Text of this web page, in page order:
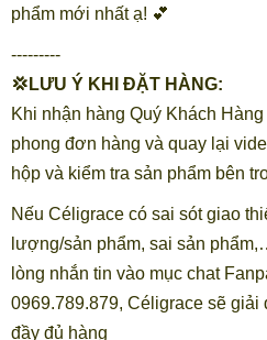
phẩm mới nhất ạ! 💕
---------
💢LƯU Ý KHI ĐẶT HÀNG:
Khi nhận hàng Quý Khách
phong đơn hàng và quay lại
hộp và kiểm tra sản phẩm bên
Nếu Céligrace có sai sót giao
lượng/sản phẩm, sai sản
lòng nhắn tin vào mục chat
0969.789.879, Céligrace sẽ
đầy đủ hàng